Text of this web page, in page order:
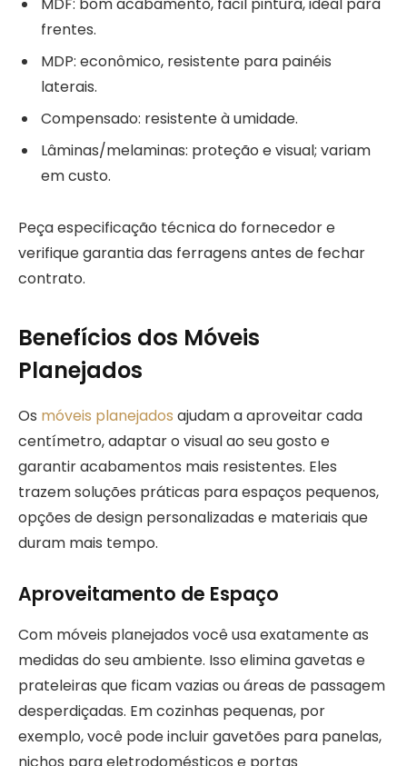
MDF: bom acabamento, fácil pintura, ideal para
frentes.
MDP: econômico, resistente para painéis
laterais.
Compensado: resistente à umidade.
Lâminas/melaminas: proteção e visual; variam
em custo.
Peça especificação técnica do fornecedor e
verifique garantia das ferragens antes de fechar
contrato.
Benefícios dos Móveis
Planejados
Os móveis planejados ajudam a aproveitar cada
centímetro, adaptar o visual ao seu gosto e
garantir acabamentos mais resistentes. Eles
trazem soluções práticas para espaços pequenos,
opções de design personalizadas e materiais que
duram mais tempo.
Aproveitamento de Espaço
Com móveis planejados você usa exatamente as
medidas do seu ambiente. Isso elimina gavetas e
prateleiras que ficam vazias ou áreas de passagem
desperdiçadas. Em cozinhas pequenas, por
exemplo, você pode incluir gavetões para panelas,
nichos para eletrodomésticos e portas